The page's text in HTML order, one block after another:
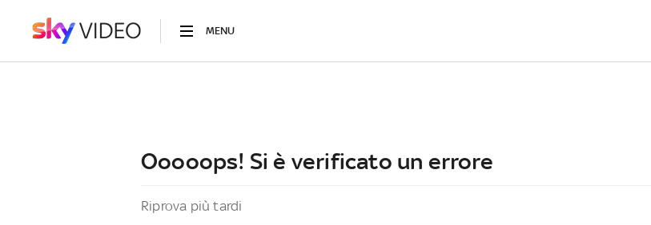
MENU
Ooooops! Si è verificato un errore
Riprova più tardi